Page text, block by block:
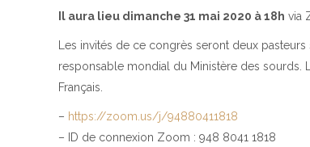
Il aura lieu dimanche 31 mai 2020 à 18h via
Les invités de ce congrès seront deux
responsable mondial du Ministère des sourds.
Français.
– https://zoom.us/j/94880411818
– ID de connexion Zoom : 948 8041 1818